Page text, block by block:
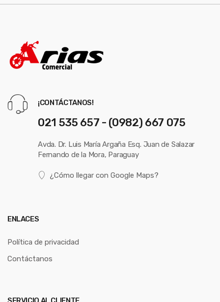
¡CONTÁCTANOS!
021 535 657 - (0982) 667 075
Avda. Dr. Luis María Argaña Esq. Juan de Salazar
Fernando de la Mora, Paraguay
¿Cómo llegar con Google Maps?
ENLACES
Política de privacidad
Contáctanos
SERVICIO AL CLIENTE